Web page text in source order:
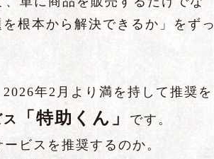
根本から解決できるか」をずっ
年2月より満を持して推奨を
「特助くん」
です。
ビスを推奨するのか。